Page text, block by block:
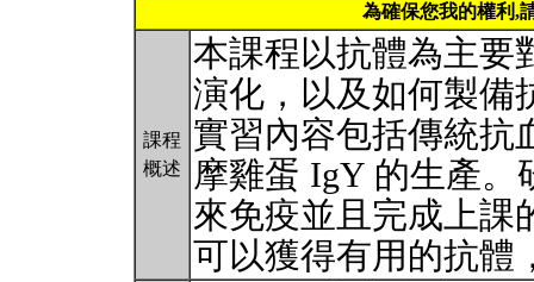
為確保您我的權利,
課程
概述
本課程以抗體為主要
演化，以及如何製備
實習內容包括傳統抗
摩雞蛋 IgY 的生產。
來免疫並且完成上課
可以獲得有用的抗